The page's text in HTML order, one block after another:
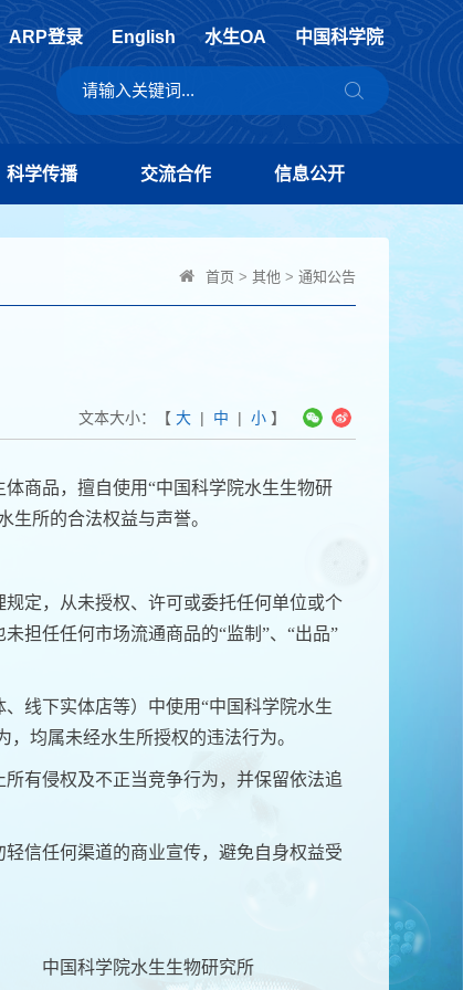
ARP登录 English 水生OA 中国科学院
科学传播 交流合作 信息公开
首页 > 其他 > 通知公告
文本大小：【 大| 中 | 小】
商品，擅自使用“中国科学院水生生物研
生所的合法权益与声誉。
定，从未授权、许可或委托任何单位或个
担任任何市场流通商品的“监制”、“出品”
线下实体店等）中使用“中国科学院水生
均属未经水生所授权的违法行为。
有侵权及不正当竞争行为，并保留依法追
信任何渠道的商业宣传，避免自身权益受
研究所